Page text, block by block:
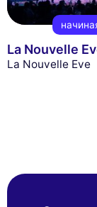
La Nouvelle
La Nouvelle Eve